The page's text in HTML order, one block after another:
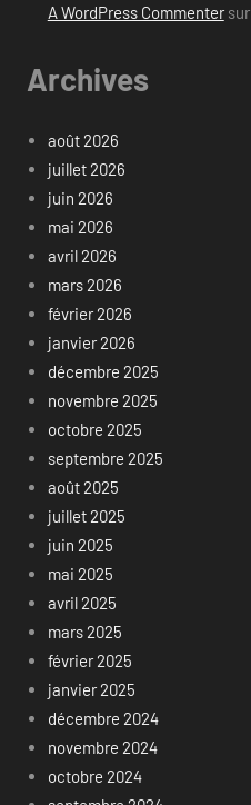
A WordPress Commentersur
Archives
août 2026
juillet 2026
juin 2026
mai 2026
avril 2026
mars 2026
février 2026
janvier 2026
décembre 2025
novembre 2025
octobre 2025
septembre 2025
août 2025
juillet 2025
juin 2025
mai 2025
avril 2025
mars 2025
février 2025
janvier 2025
décembre 2024
novembre 2024
octobre 2024